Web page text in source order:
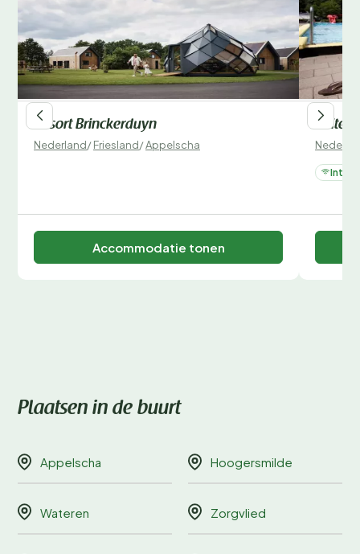
Resort Brinckerduyn
Nederland/Friesland/Appelscha
Accommodatie tonen
Plaatsen in de buurt
Appelscha Hoogersmilde
Wateren Zorgvlied